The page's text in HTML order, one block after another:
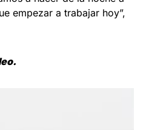
empezar a trabajar hoy”,